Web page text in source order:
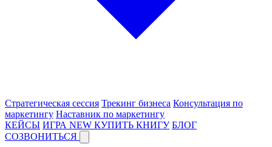
Стратегическая сессия Трекинг бизнеса Консультация по
маркетингу Наставник по маркетингу
КЕЙСЫ ИГРА NEW КУПИТЬ КНИГУ БЛОГ
СОЗВОНИТЬСЯ